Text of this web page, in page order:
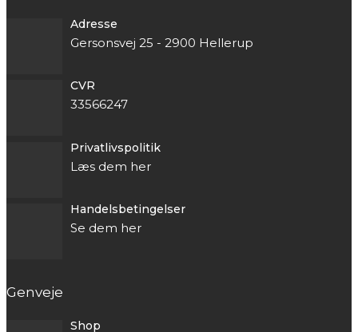
Adresse
Gersonsvej 25 - 2900 Hellerup
CVR
33566247
Privatlivspolitik
Læs dem her
Handelsbetingelser
Se dem her
Genveje
Shop